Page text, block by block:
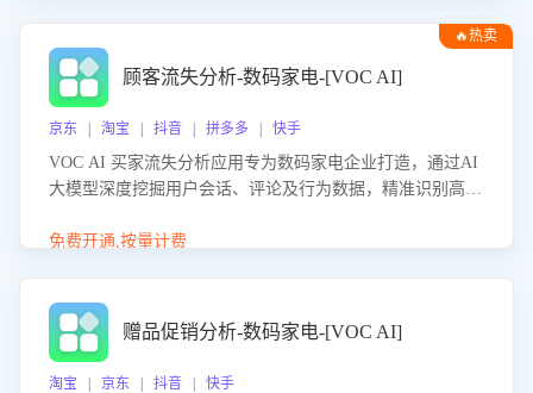
企业优化营销话术、突出产品与服务优势，有效提升咨询转
化率，避免陷入单纯价格竞争，实现精准扬长避短。
🔥热卖
顾客流失分析-数码家电-[VOC AI]
京东 | 淘宝 | 抖音 | 拼多多 | 快手
VOC AI 买家流失分析应用专为数码家电企业打造，通过AI
大模型深度挖掘用户会话、评论及行为数据，精准识别高流
应延迟、竞品价格冲击等。系统自动输出可落地的挽回策
免费开通,按量计费
赠品促销分析-数码家电-[VOC AI]
淘宝 | 京东 | 抖音 | 快手